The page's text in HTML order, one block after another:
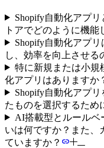
Shopify自動化アプ
トアでどのように機能
Shopify自動化アプ
し、効率を向上させる
特に新規または小規
化アプリはありますか
Shopify自動化アプ
たものを選択するため
AI搭載型とルールベ
いは何ですか？また、
ていますか？